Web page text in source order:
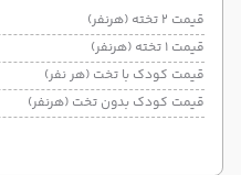
قیمت 2 تخته (هرنفر)
قیمت 1 تخته (هرنفر)
قیمت کودک با تخت (هر نفر)
قیمت کودک بدون تخت (هرنفر)